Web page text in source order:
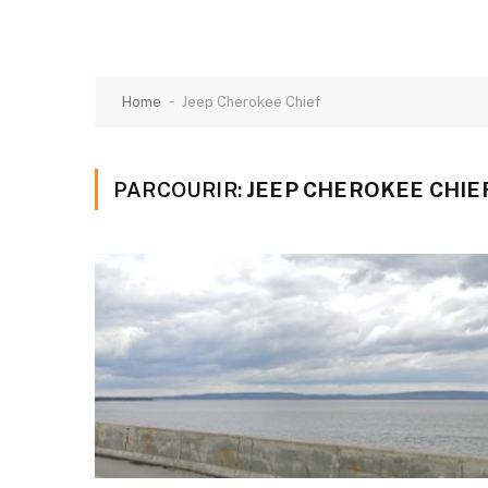
Home - Jeep Cherokee Chief
PARCOURIR: JEEP CHEROKEE